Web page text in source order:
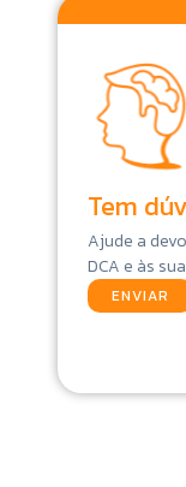
Tem
Ajude a
DCA e às
ENVIAR